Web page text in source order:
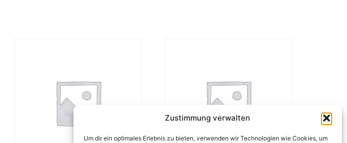
Zustimmung verwalten
Um dir ein optimales Erlebnis zu bieten, verwenden wir Technologien wie Cookies, um